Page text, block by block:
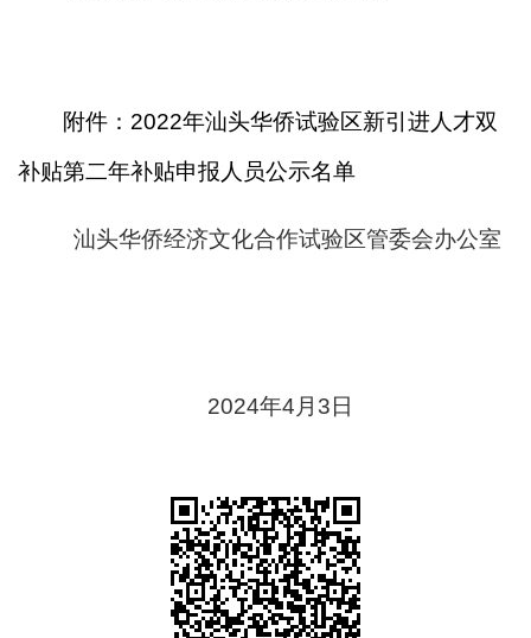
附件：2022年汕头华侨试验区新引进人才双
补贴第二年补贴申报人员公示名单
汕头华侨经济文化合作试验区管委会办公室
2024年4月3日